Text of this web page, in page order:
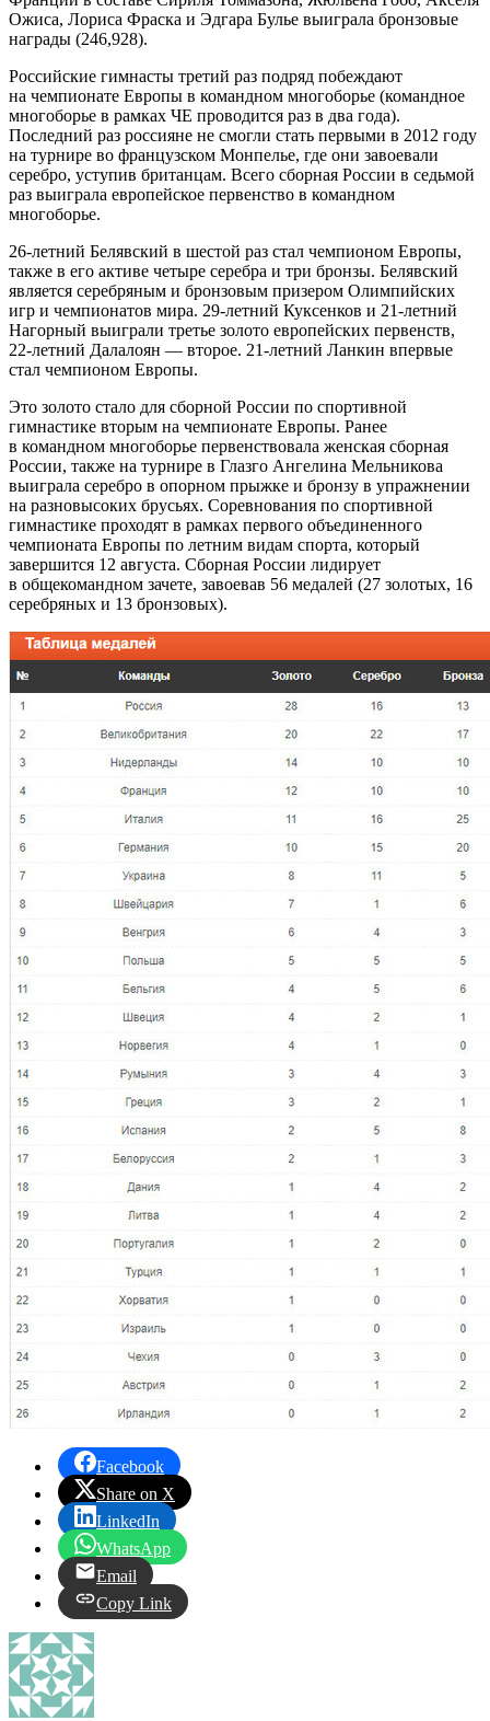
Ожиса, Лориса Фраска и Эдгара Булье выиграла бронзовые
награды (246,928).
Российские гимнасты третий раз подряд побеждают
на чемпионате Европы в командном многоборье (командное
многоборье в рамках ЧЕ проводится раз в два года).
Последний раз россияне не смогли стать первыми в 2012 году
на турнире во французском Монпелье, где они завоевали
серебро, уступив британцам. Всего сборная России в седьмой
раз выиграла европейское первенство в командном
многоборье.
26-летний Белявский в шестой раз стал чемпионом Европы,
также в его активе четыре серебра и три бронзы. Белявский
является серебряным и бронзовым призером Олимпийских
игр и чемпионатов мира. 29-летний Куксенков и 21-летний
Нагорный выиграли третье золото европейских первенств,
22-летний Далалоян — второе. 21-летний Ланкин впервые
стал чемпионом Европы.
Это золото стало для сборной России по спортивной
гимнастике вторым на чемпионате Европы. Ранее
в командном многоборье первенствовала женская сборная
России, также на турнире в Глазго Ангелина Мельникова
выиграла серебро в опорном прыжке и бронзу в упражнении
на разновысоких брусьях. Соревнования по спортивной
гимнастике проходят в рамках первого объединенного
чемпионата Европы по летним видам спорта, который
завершится 12 августа. Сборная России лидирует
в общекомандном зачете, завоевав 56 медалей (27 золотых, 16
серебряных и 13 бронзовых).
Facebook
Share on X
LinkedIn
WhatsApp
Email
Copy Link